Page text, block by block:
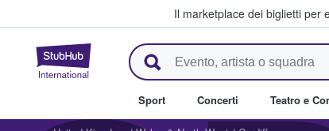
Il marketplace dei biglietti per
StubHub - Dove i fan
Sport Concerti Teatro e